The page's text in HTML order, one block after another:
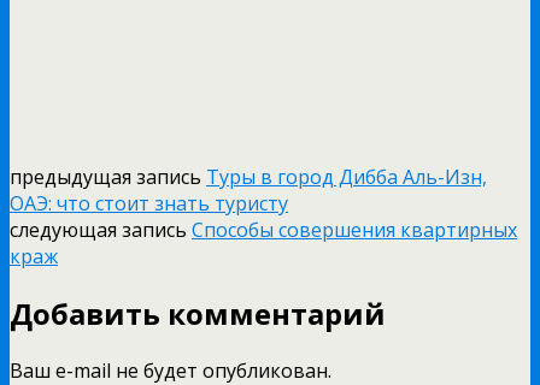
предыдущая запись Туры в город Дибба Аль-Изн,
ОАЭ: что стоит знать туристу
следующая запись Способы совершения квартирных
краж
Добавить комментарий
Ваш e-mail не будет опубликован.